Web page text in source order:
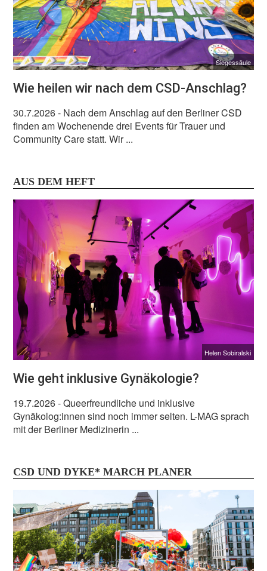
Siegessäule
Wie heilen wir nach dem CSD-Anschlag?
30.7.2026- Nach dem Anschlag auf den Berliner CSD
finden am Wochenende drei Events für Trauer und
Community Care statt. Wir ...
AUS DEM HEFT
Helen Sobiralski
Wie geht inklusive Gynäkologie?
19.7.2026- Queerfreundliche und inklusive
Gynäkolog:innen sind noch immer selten. L-MAG sprach
mit der Berliner Medizinerin ...
CSD UND DYKE* MARCH PLANER